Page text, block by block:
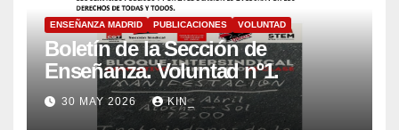
ENSEÑANZA MADRID PUBLICACIONES VOLUNTAD
Boletín de la Sección de
Enseñanza. Voluntad nº1.
30 MAY 2026 KIN_